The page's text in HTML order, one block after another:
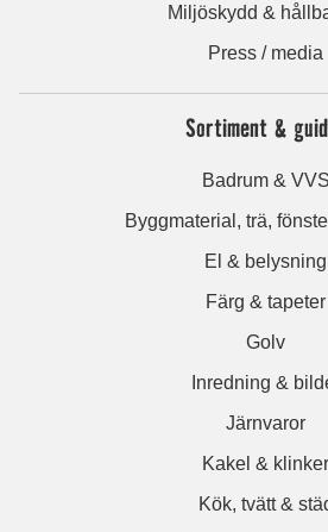
Miljöskydd &
Press / media
Sortiment &
Badrum & VVS
Byggmaterial, trä,
El & belysning
Färg & tapeter
Golv
Inredning &
Järnvaror
Kakel & klinker
Kök, tvätt &